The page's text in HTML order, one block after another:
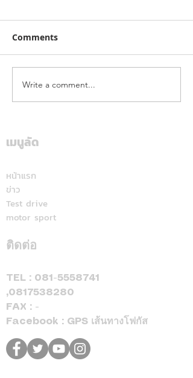
ททท. จับมือกับสายการบิน
TransNusa และแพลต
ลงนามบันทึกความเข้าใจ
อินโดนีเซีย เชื่อมเที่ยวบิน
จุดหมายปลายทาง
Comments
Write a comment...
เมนูลัด
หน้าแรก
ข่าว
Test drive
motor sport
ติดต่อ
TEL : 081-5558741
,0817538280
FAX : -
Facebook : GPS เส้นทางโฟกัส